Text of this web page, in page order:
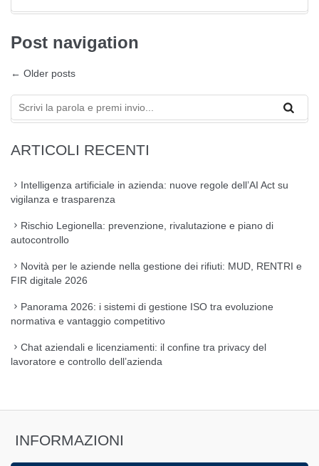
Post navigation
← Older posts
ARTICOLI RECENTI
Intelligenza artificiale in azienda: nuove regole dell’AI Act su
vigilanza e trasparenza
Rischio Legionella: prevenzione, rivalutazione e piano di
autocontrollo
Novità per le aziende nella gestione dei rifiuti: MUD, RENTRI e
FIR digitale 2026
Panorama 2026: i sistemi di gestione ISO tra evoluzione
normativa e vantaggio competitivo
Chat aziendali e licenziamenti: il confine tra privacy del
lavoratore e controllo dell’azienda
INFORMAZIONI